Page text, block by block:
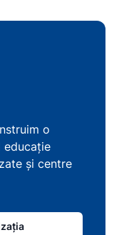
o
educație
și centre